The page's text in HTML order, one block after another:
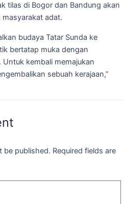
tilas di Bogor dan Bandung akan
adat.
budaya Tatar Sunda ke
bertatap muka dengan
kembali memajukan
sebuah kerajaan,”
be published. Required fields are